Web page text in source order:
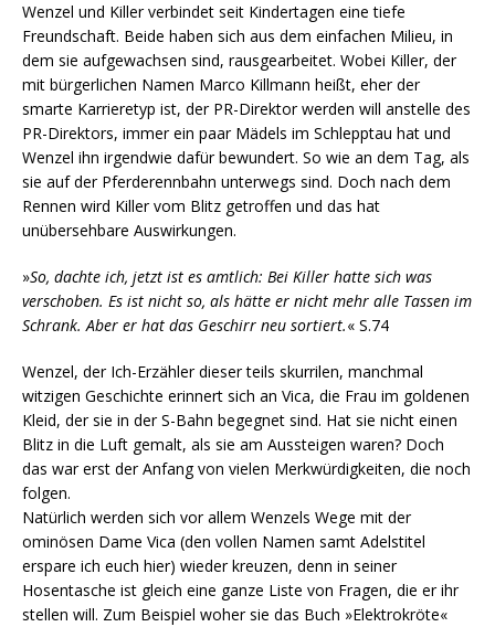
Wenzel und Killer verbindet seit Kindertagen eine tiefe
Freundschaft. Beide haben sich aus dem einfachen Milieu, in
dem sie aufgewachsen sind, rausgearbeitet. Wobei Killer, der
mit bürgerlichen Namen Marco Killmann heißt, eher der
smarte Karrieretyp ist, der PR-Direktor werden will anstelle des
PR-Direktors, immer ein paar Mädels im Schlepptau hat und
Wenzel ihn irgendwie dafür bewundert. So wie an dem Tag, als
sie auf der Pferderennbahn unterwegs sind. Doch nach dem
Rennen wird Killer vom Blitz getroffen und das hat
unübersehbare Auswirkungen.
»So, dachte ich, jetzt ist es amtlich: Bei Killer hatte sich was
verschoben. Es ist nicht so, als hätte er nicht mehr alle Tassen im
Schrank. Aber er hat das Geschirr neu sortiert.« S.74
Wenzel, der Ich-Erzähler dieser teils skurrilen, manchmal
witzigen Geschichte erinnert sich an Vica, die Frau im goldenen
Kleid, der sie in der S-Bahn begegnet sind. Hat sie nicht einen
Blitz in die Luft gemalt, als sie am Aussteigen waren? Doch
das war erst der Anfang von vielen Merkwürdigkeiten, die noch
folgen.
Natürlich werden sich vor allem Wenzels Wege mit der
ominösen Dame Vica (den vollen Namen samt Adelstitel
erspare ich euch hier) wieder kreuzen, denn in seiner
Hosentasche ist gleich eine ganze Liste von Fragen, die er ihr
stellen will. Zum Beispiel woher sie das Buch »Elektrokröte«